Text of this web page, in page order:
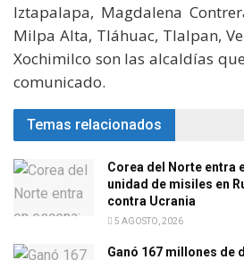
Iztapalapa, Magdalena
Milpa Alta, Tláhuac, Tlalpan,
Xochimilco son las alcaldías
comunicado.
Temas relacionados
Corea del Norte entra
unidad de misiles en
contra Ucrania
5 AGOSTO, 2026
Ganó 167 millones de